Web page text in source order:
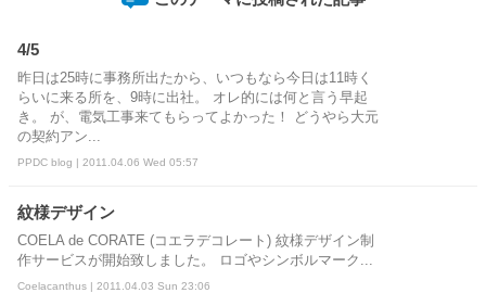
4/5
昨日は25時に事務所出たから、いつもなら今日は11時く
らいに来る所を、9時に出社。 オレ的には何と言う早起
き。 が、電気工事来てもらってよかった！ どうやら大元
の契約アン...
PPDC blog | 2011.04.06 Wed 05:57
紋様デザイン
COELA de CORATE (コエラデコレート) 紋様デザイン制
作サービスが開始致しました。 ロゴやシンボルマーク...
Coelacanthus | 2011.04.03 Sun 23:06